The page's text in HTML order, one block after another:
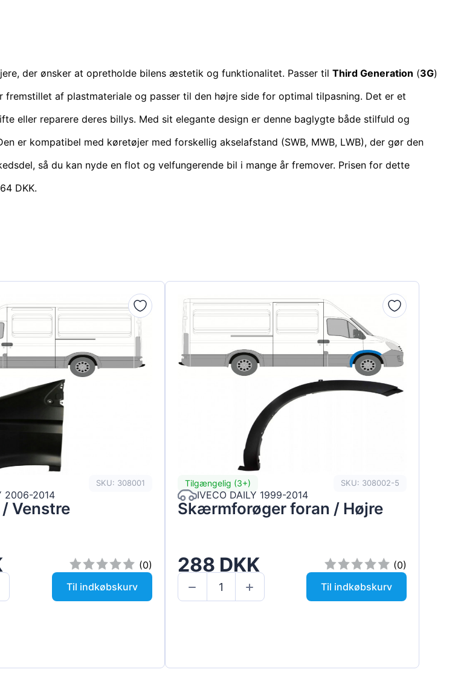
der ønsker at opretholde bilens æstetik og funktionalitet. Passer til Third Generation (3G)
af plastmateriale og passer til den højre side for optimal tilpasning. Det er et
eller reparere deres billys. Med sit elegante design er denne baglygte både stilfuld og
er kompatibel med køretøjer med forskellig akselafstand (SWB, MWB, LWB), der gør den
så du kan nyde en flot og velfungerende bil i mange år fremover. Prisen for dette
DKK.
SKU: 308001
2006-2014
Venstre
(0)
Til indkøbskurv
Tilgængelig (3+) SKU: 308002-5
IVECO DAILY 1999-2014
Skærmforøger foran / Højre
288 DKK
(0)
Til indkøbskurv